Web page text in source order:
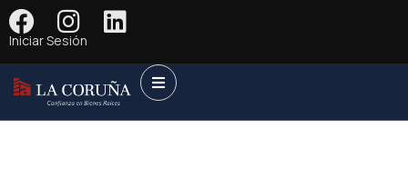
Iniciar Sesión